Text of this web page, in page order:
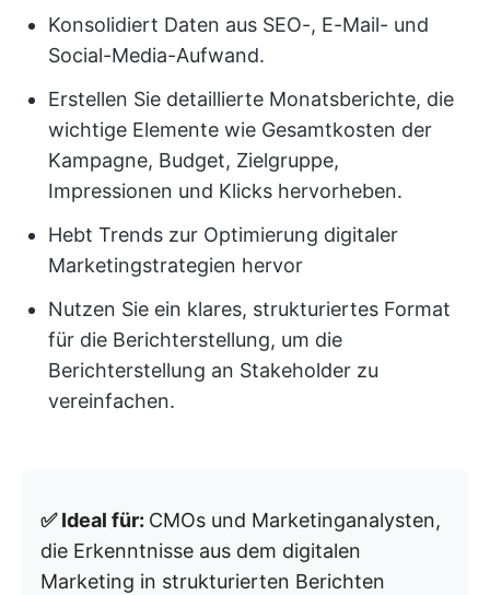
Konsolidiert Daten aus SEO-, E-Mail- und
Social-Media-Aufwand.
Erstellen Sie detaillierte Monatsberichte, die
wichtige Elemente wie Gesamtkosten der
Kampagne, Budget, Zielgruppe,
Impressionen und Klicks hervorheben.
Hebt Trends zur Optimierung digitaler
Marketingstrategien hervor
Nutzen Sie ein klares, strukturiertes Format
für die Berichterstellung, um die
Berichterstellung an Stakeholder zu
vereinfachen.
✅ Ideal für: CMOs und Marketinganalysten,
die Erkenntnisse aus dem digitalen
Marketing in strukturierten Berichten